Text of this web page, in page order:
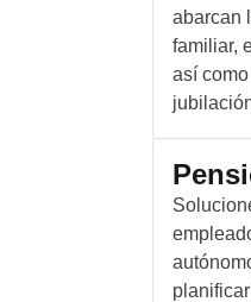
abarcan
familiar,
así